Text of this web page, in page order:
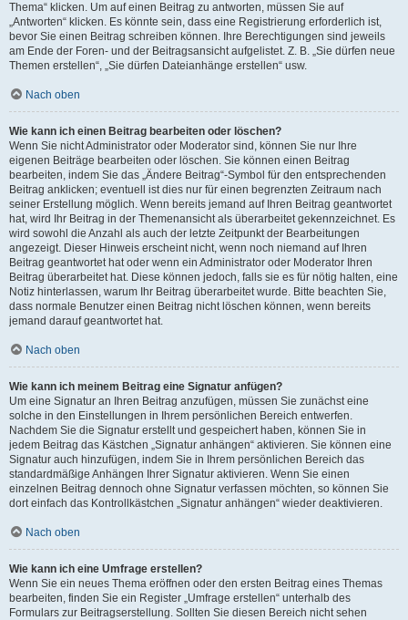
Thema“ klicken. Um auf einen Beitrag zu antworten, müssen Sie auf
„Antworten“ klicken. Es könnte sein, dass eine Registrierung erforderlich ist,
bevor Sie einen Beitrag schreiben können. Ihre Berechtigungen sind jeweils
am Ende der Foren- und der Beitragsansicht aufgelistet. Z. B. „Sie dürfen neue
Themen erstellen“, „Sie dürfen Dateianhänge erstellen“ usw.
Nach oben
Wie kann ich einen Beitrag bearbeiten oder löschen?
Wenn Sie nicht Administrator oder Moderator sind, können Sie nur Ihre
eigenen Beiträge bearbeiten oder löschen. Sie können einen Beitrag
bearbeiten, indem Sie das „Ändere Beitrag“-Symbol für den entsprechenden
Beitrag anklicken; eventuell ist dies nur für einen begrenzten Zeitraum nach
seiner Erstellung möglich. Wenn bereits jemand auf Ihren Beitrag geantwortet
hat, wird Ihr Beitrag in der Themenansicht als überarbeitet gekennzeichnet. Es
wird sowohl die Anzahl als auch der letzte Zeitpunkt der Bearbeitungen
angezeigt. Dieser Hinweis erscheint nicht, wenn noch niemand auf Ihren
Beitrag geantwortet hat oder wenn ein Administrator oder Moderator Ihren
Beitrag überarbeitet hat. Diese können jedoch, falls sie es für nötig halten, eine
Notiz hinterlassen, warum Ihr Beitrag überarbeitet wurde. Bitte beachten Sie,
dass normale Benutzer einen Beitrag nicht löschen können, wenn bereits
jemand darauf geantwortet hat.
Nach oben
Wie kann ich meinem Beitrag eine Signatur anfügen?
Um eine Signatur an Ihren Beitrag anzufügen, müssen Sie zunächst eine
solche in den Einstellungen in Ihrem persönlichen Bereich entwerfen.
Nachdem Sie die Signatur erstellt und gespeichert haben, können Sie in
jedem Beitrag das Kästchen „Signatur anhängen“ aktivieren. Sie können eine
Signatur auch hinzufügen, indem Sie in Ihrem persönlichen Bereich das
standardmäßige Anhängen Ihrer Signatur aktivieren. Wenn Sie einen
einzelnen Beitrag dennoch ohne Signatur verfassen möchten, so können Sie
dort einfach das Kontrollkästchen „Signatur anhängen“ wieder deaktivieren.
Nach oben
Wie kann ich eine Umfrage erstellen?
Wenn Sie ein neues Thema eröffnen oder den ersten Beitrag eines Themas
bearbeiten, finden Sie ein Register „Umfrage erstellen“ unterhalb des
Formulars zur Beitragserstellung. Sollten Sie diesen Bereich nicht sehen